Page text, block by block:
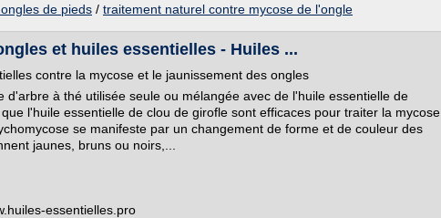
de pieds / traitement naturel contre mycose de l'ongle
et huiles essentielles - Huiles ...
contre la mycose et le jaunissement des ongles
d'arbre à thé utilisée seule ou mélangée avec de l'huile essentielle de
l'huile essentielle de clou de girofle sont efficaces pour traiter la mycose
se manifeste par un changement de forme et de couleur des
jaunes, bruns ou noirs,...
essentielles.pro